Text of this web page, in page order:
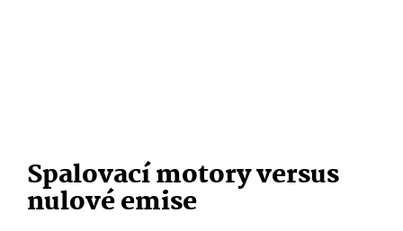
Spalovací motory versus
nulové emise